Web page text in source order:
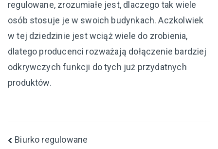
regulowane, zrozumiałe jest, dlaczego tak wiele
osób stosuje je w swoich budynkach. Aczkolwiek
w tej dziedzinie jest wciąż wiele do zrobienia,
dlatego producenci rozważają dołączenie bardziej
odkrywczych funkcji do tych już przydatnych
produktów.
Nawigacja
Biurko regulowane